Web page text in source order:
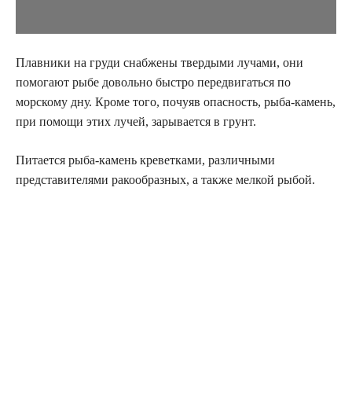
Плавники на груди снабжены твердыми лучами, они
помогают рыбе довольно быстро передвигаться по
морскому дну. Кроме того, почуяв опасность, рыба-камень,
при помощи этих лучей, зарывается в грунт.
Питается рыба-камень креветками, различными
представителями ракообразных, а также мелкой рыбой.